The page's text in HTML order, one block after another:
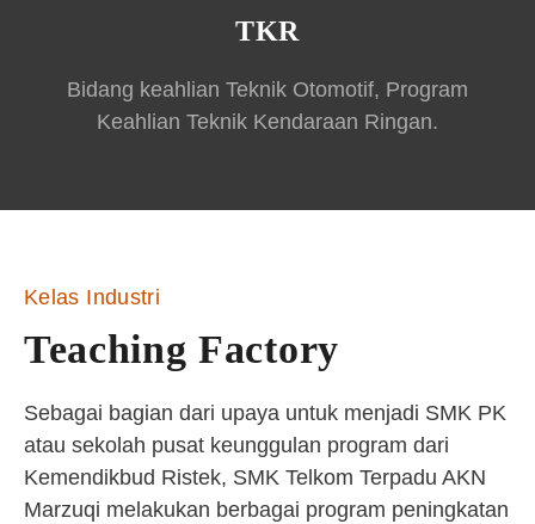
TKR
Bidang keahlian Teknik Otomotif, Program
Keahlian Teknik Kendaraan Ringan.
Kelas Industri
Teaching Factory
Sebagai bagian dari upaya untuk menjadi SMK PK
atau sekolah pusat keunggulan program dari
Kemendikbud Ristek, SMK Telkom Terpadu AKN
Marzuqi melakukan berbagai program peningkatan